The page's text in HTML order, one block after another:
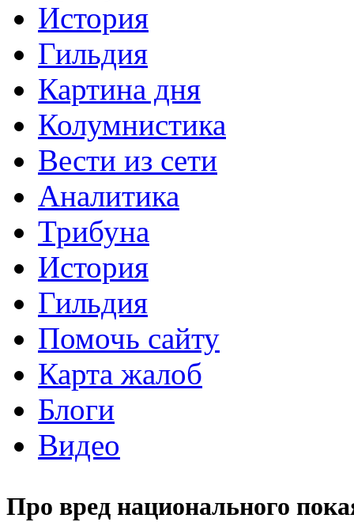
История
Гильдия
Картина дня
Колумнистика
Вести из сети
Аналитика
Трибуна
История
Гильдия
Помочь сайту
Карта жалоб
Блоги
Видео
Про вред национального